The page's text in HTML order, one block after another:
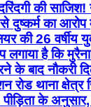
की
दुष्कर्म का
की 26 वर्षीय
है कि मुरैना
के बाद नौकरी
रोड थाना क्षेत्र
के अनुसार,